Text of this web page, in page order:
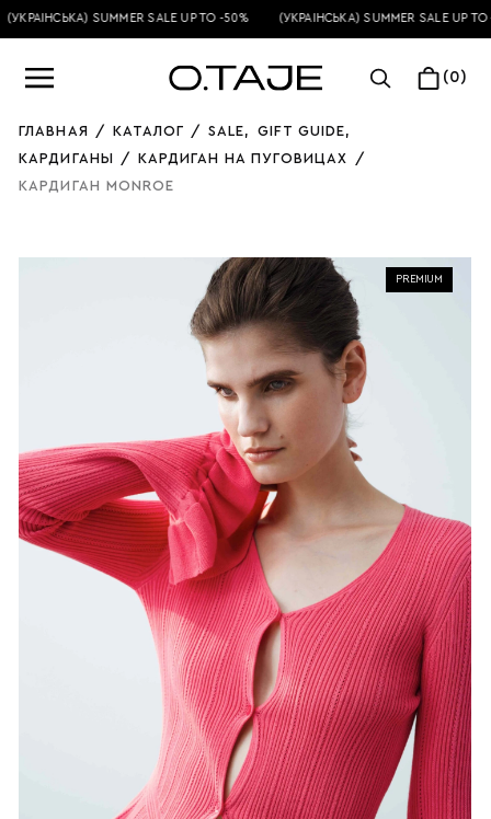
(УКРАЇНСЬКА) SUMMER SALE UP TO -50% (УКРАЇНСЬКА) SUMMER SALE UP TO
(0)
ГЛАВНАЯ / КАТАЛОГ / SALE, GIFT GUIDE,
КАРДИГАНЫ / КАРДИГАН НА ПУГОВИЦАХ /
КАРДИГАН MONROE
PREMIUM